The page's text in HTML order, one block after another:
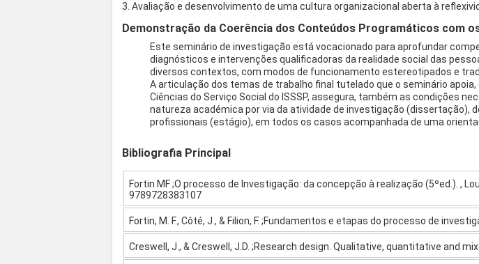
3. Avaliação e desenvolvimento de uma cultura organizacional aberta à
Demonstração da Coerência dos Conteúdos Programáticos com
Este seminário de investigação está vocacionado para aprofundar
diagnósticos e intervenções qualificadoras da realidade social das
diversos contextos, com modos de funcionamento estereotipados e
A articulação dos temas de trabalho final tutelado que o seminário
Ciências do Serviço Social do ISSSP, assegura, também as condições
natureza académica por via da atividade de investigação
profissionais (estágio), em todos os casos acompanhada de uma
Bibliografia Principal
Fortin MF ;O processo de Investigação: da concepção à realização (5ºed.). ,
9789728383107
Fortin, M. F., Côté, J., & Filion, F. ;Fundamentos e etapas do processo de
Creswell, J., & Creswell, J.D. ;Research design. Qualitative, quantitative and